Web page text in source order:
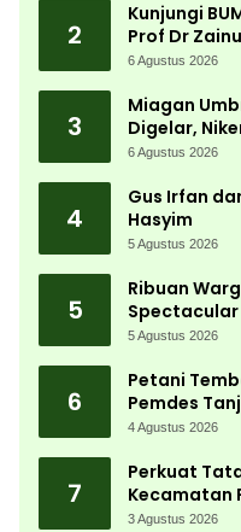
2
Kunjungi
Prof Dr
Kemandirian
6 Agustus 2026
3
Miagan
Digelar,
Ribuan
6 Agustus 2026
4
Gus Irfan
Hasyim
5 Agustus 2026
5
Ribuan
Spectacular
5 Agustus 2026
6
Petani
Pemdes
Bergerak
4 Agustus 2026
7
Perkuat
Kecamatan
Aparatur
3 Agustus 2026